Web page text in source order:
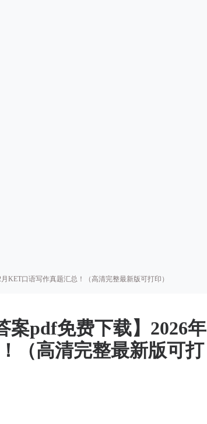
KET口语写作真题汇总！（高清完整最新版可打印）
案pdf免费下载】2026年
（高清完整最新版可打